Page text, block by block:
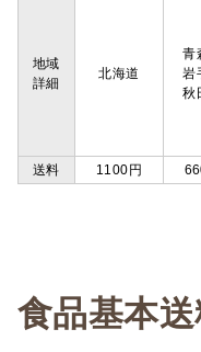
地域
詳細
北海道
青
岩
秋
送料
1100円
食品基